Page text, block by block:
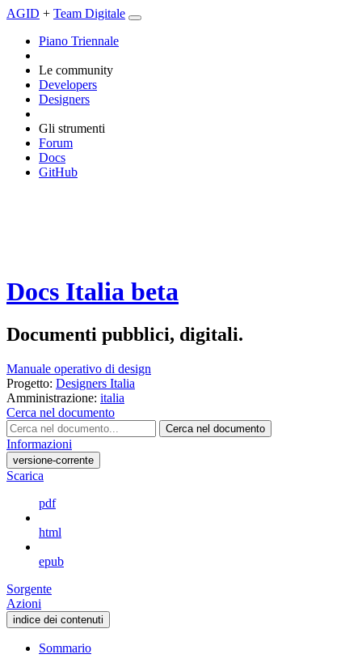
AGID + Team Digitale
Piano Triennale
Le community
Developers
Designers
Gli strumenti
Forum
Docs
GitHub
Docs Italia beta
Documenti pubblici, digitali.
Manuale operativo di design
Progetto: Designers Italia
Amministrazione: italia
Cerca nel documento
Cerca nel documento
Informazioni
versione-corrente
Scarica
pdf
html
epub
Sorgente
Azioni
indice dei contenuti
Sommario